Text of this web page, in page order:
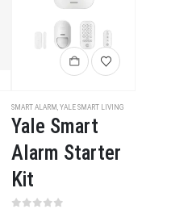
SMART ALARM , YALE SMART LIVING
Yale Smart
Alarm Starter
Kit